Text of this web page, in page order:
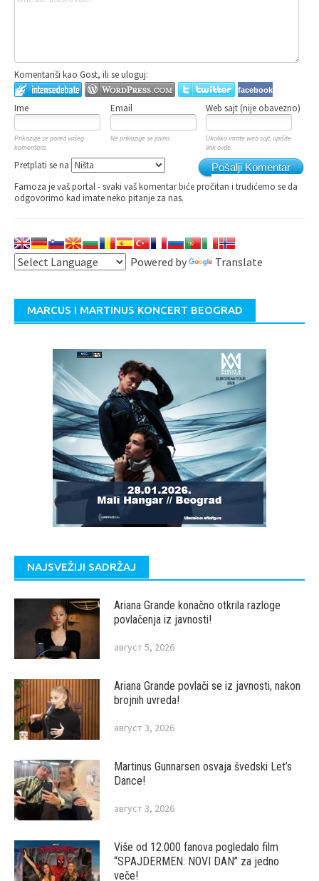
Komentariši kao Gost, ili se uloguj:
facebook
Ime Email Web sajt (nije obavezno)
Prikazuje se pored vašeg
komentara.
Ne prikazuje se javno.
Ukoliko imate web sajt, upišite
link ovde.
Pošalji Komentar
Pretplati se na
Famoza je vaš portal - svaki vaš komentar biće pročitan i trudićemo se da
odgovorimo kad imate neko pitanje za nas.
Powered by Translate
MARCUS I MARTINUS KONCERT BEOGRAD
NAJSVEŽIJI SADRŽAJ
Ariana Grande konačno otkrila razloge
povlačenja iz javnosti!
август 5, 2026
Ariana Grande povlači se iz javnosti, nakon
brojnih uvreda!
август 3, 2026
Martinus Gunnarsen osvaja švedski Let’s
Dance!
август 3, 2026
Više od 12.000 fanova pogledalo film
“SPAJDERMEN: NOVI DAN” za jedno
veče!